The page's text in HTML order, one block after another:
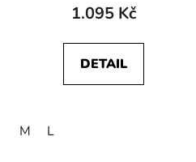
1.095 Kč
DETAIL
M L